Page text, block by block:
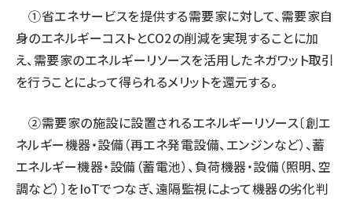
①省エネサービスを提供する需要家に対して、需要家自
身のエネルギーコストとCO2の削減を実現することに加
え、需要家のエネルギーリソースを活用したネガワット取引
を行うことによって得られるメリットを還元する。
②需要家の施設に設置されるエネルギーリソース〔創エ
ネルギー機器・設備（再エネ発電設備、エンジンなど）、蓄
エネルギー機器・設備（蓄電池）、負荷機器・設備（照明、空
調など）〕をIoTでつなぎ、遠隔監視によって機器の劣化判